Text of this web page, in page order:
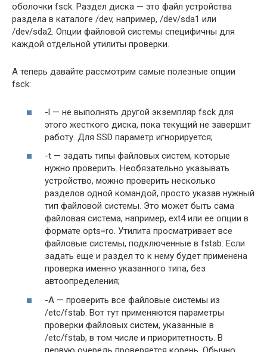
оболочки fsck. Раздел диска — это файл устройства
раздела в каталоге /dev, например, /dev/sda1 или
/dev/sda2. Опции файловой системы специфичны для
каждой отдельной утилиты проверки.
А теперь давайте рассмотрим самые полезные опции
fsck:
-l — не выполнять другой экземпляр fsck для
этого жесткого диска, пока текущий не завершит
работу. Для SSD параметр игнорируется;
-t — задать типы файловых систем, которые
нужно проверить. Необязательно указывать
устройство, можно проверить несколько
разделов одной командой, просто указав нужный
тип файловой системы. Это может быть сама
файловая система, например, ext4 или ее опции в
формате opts=ro. Утилита просматривает все
файловые системы, подключенные в fstab. Если
задать еще и раздел то к нему будет применена
проверка именно указанного типа, без
автоопределения;
-A — проверить все файловые системы из
/etc/fstab. Вот тут применяются параметры
проверки файловых систем, указанные в
/etc/fstab, в том числе и приоритетность. В